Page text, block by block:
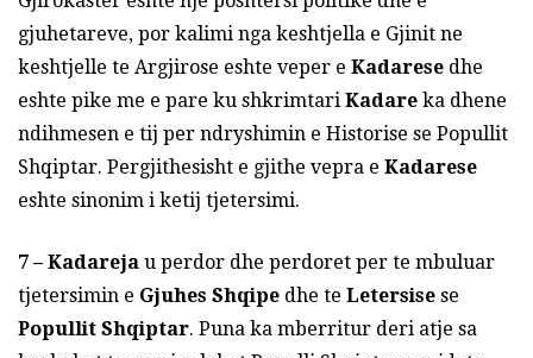
gjuhetareve, por kalimi nga keshtjella e Gjinit ne
keshtjelle te Argjirose eshte veper e Kadarese dhe
eshte pike me e pare ku shkrimtari Kadare ka dhene
ndihmesen e tij per ndryshimin e Historise se Popullit
Shqiptar. Pergjithesisht e gjithe vepra e Kadarese
eshte sinonim i ketij tjetersimi.
7 – Kadareja u perdor dhe perdoret per te mbuluar
tjetersimin e Gjuhes Shqipe dhe te Letersise se
Popullit Shqiptar. Puna ka mberritur deri atje sa